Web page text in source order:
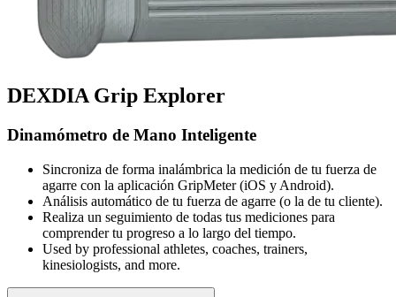
DEXDIA Grip Explorer
Dinamómetro de Mano Inteligente
Sincroniza de forma inalámbrica la medición de tu fuerza de
agarre con la aplicación GripMeter (iOS y Android).
Análisis automático de tu fuerza de agarre (o la de tu cliente).
Realiza un seguimiento de todas tus mediciones para
comprender tu progreso a lo largo del tiempo.
Used by professional athletes, coaches, trainers,
kinesiologists, and more.